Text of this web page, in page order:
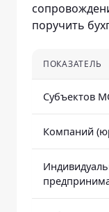
поручить
ПОКАЗАТЕЛЬ
Субъектов
Компаний